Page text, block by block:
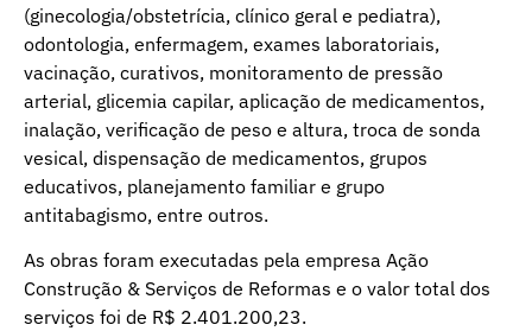
(ginecologia/obstetrícia, clínico geral e pediatra),
odontologia, enfermagem, exames laboratoriais,
vacinação, curativos, monitoramento de pressão
arterial, glicemia capilar, aplicação de medicamentos,
inalação, verificação de peso e altura, troca de sonda
vesical, dispensação de medicamentos, grupos
educativos, planejamento familiar e grupo
antitabagismo, entre outros.
As obras foram executadas pela empresa Ação
Construção & Serviços de Reformas e o valor total dos
serviços foi de R$ 2.401.200,23.